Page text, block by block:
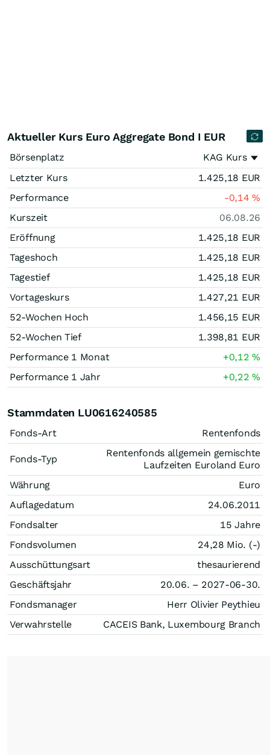
Aktueller Kurs Euro Aggregate Bond I EUR
Börsenplatz
KAG Kurs
Letzter Kurs
1.425,18 EUR
Performance
-0,14%
Kurszeit
06.08.26
Eröffnung
1.425,18 EUR
Tageshoch
1.425,18 EUR
Tagestief
1.425,18 EUR
Vortageskurs
1.427,21 EUR
52-Wochen Hoch
1.456,15 EUR
52-Wochen Tief
1.398,81 EUR
Performance 1 Monat
+0,12%
Performance 1 Jahr
+0,22%
Stammdaten LU0616240585
Fonds-Art Rentenfonds
Fonds-Typ
Rentenfonds allgemein gemischte
Laufzeiten Euroland Euro
Währung
Euro
Auflagedatum
24.06.2011
Fondsalter
15 Jahre
Fondsvolumen
24,28 Mio. (-)
Ausschüttungsart
thesaurierend
Geschäftsjahr
20.06. – 2027-06-30.
Fondsmanager
Herr Olivier Peythieu
Verwahrstelle
CACEIS Bank, Luxembourg Branch